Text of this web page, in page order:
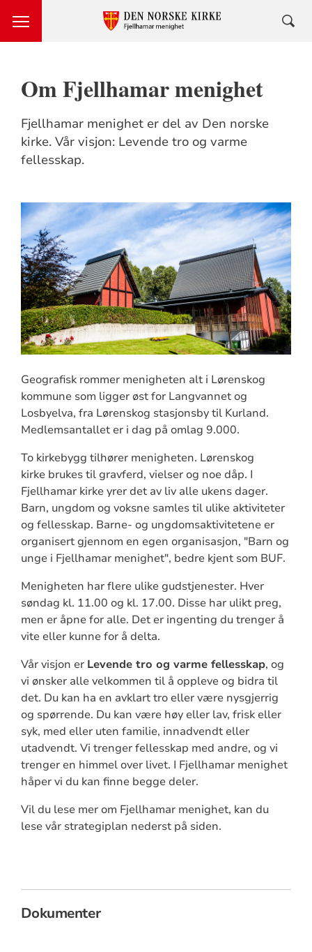
Om Fjellhamar menighet
Fjellhamar menighet er del av Den norske
kirke. Vår visjon: Levende tro og varme
fellesskap.
Geografisk rommer menigheten alt i Lørenskog
kommune som ligger øst for Langvannet og
Losbyelva, fra Lørenskog stasjonsby til Kurland.
Medlemsantallet er i dag på omlag 9.000.
To kirkebygg tilhører menigheten. Lørenskog
kirke brukes til gravferd, vielser og noe dåp. I
Fjellhamar kirke yrer det av liv alle ukens dager.
Barn, ungdom og voksne samles til ulike aktiviteter
og fellesskap. Barne- og ungdomsaktivitetene er
organisert gjennom en egen organisasjon, "Barn og
unge i Fjellhamar menighet", bedre kjent som BUF.
Menigheten har flere ulike gudstjenester. Hver
søndag kl. 11.00 og kl. 17.00. Disse har ulikt preg,
men er åpne for alle. Det er ingenting du trenger å
vite eller kunne for å delta.
Vår visjon er Levende tro og varme fellesskap, og
vi ønsker alle velkommen til å oppleve og bidra til
det. Du kan ha en avklart tro eller være nysgjerrig
og spørrende. Du kan være høy eller lav, frisk eller
syk, med eller uten familie, innadvendt eller
utadvendt. Vi trenger fellesskap med andre, og vi
trenger en himmel over livet. I Fjellhamar menighet
håper vi du kan finne begge deler.
Vil du lese mer om Fjellhamar menighet, kan du
lese vår strategiplan nederst på siden.
Dokumenter